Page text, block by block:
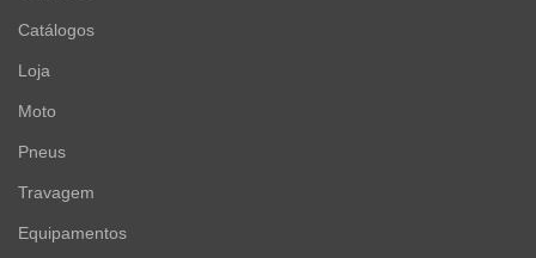
Catálogos
Loja
Moto
Pneus
Travagem
Equipamentos